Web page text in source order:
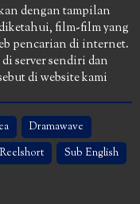
dengan tampilan
film-film yang
pencarian di internet.
server sendiri dan
di website kami
Dramawave
Reelshort
Sub English